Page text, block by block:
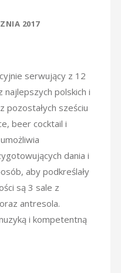
2017
serwujący z 12
polskich i
pozostałych sześciu
beer cocktail i
dania i
aby podkreślały
są 3 sale z
antresola.
i kompetentną